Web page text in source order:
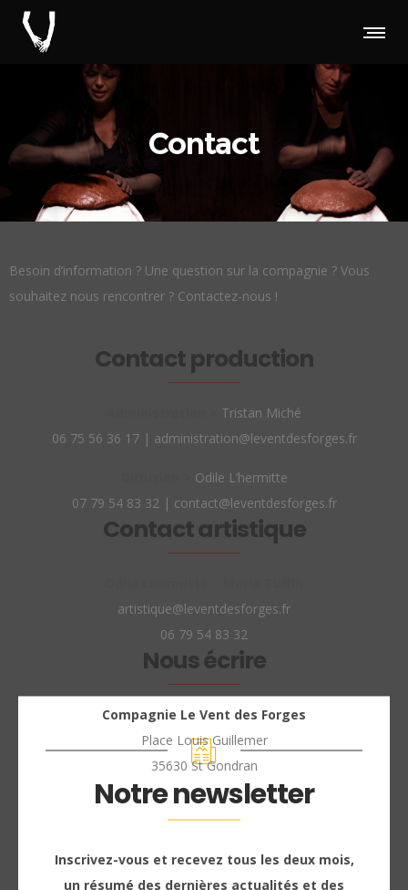
Contact
Besoin d’information ? Une question sur la compagnie ? Vous
souhaitez nous rencontrer ? Contactez-nous !
Contact production
Tristan Miché
06 75 56 36 17 | administration@leventdesforges.fr
Odile L’hermitte
07 79 54 83 32 | contact@leventdesforges.fr
Contact artistique
artistique@leventdesforges.fr
06 79 54 83 32
Nous écrire
Compagnie Le Vent des Forges
Place Louis Guillemer
35630 St Gondran
Notre newsletter
Inscrivez-vous et recevez tous les deux mois,
un résumé des dernières actualités et des